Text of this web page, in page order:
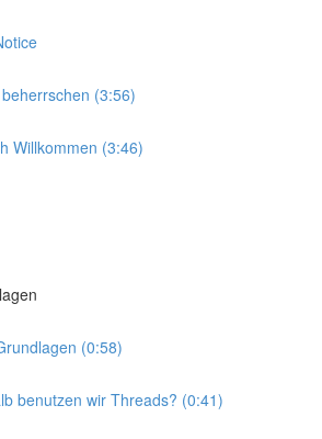
(3:56)
Willkommen (3:46)
(0:58)
benutzen wir Threads? (0:41)